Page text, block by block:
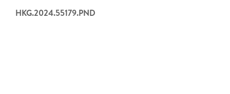
HKG.2024.55179.PND